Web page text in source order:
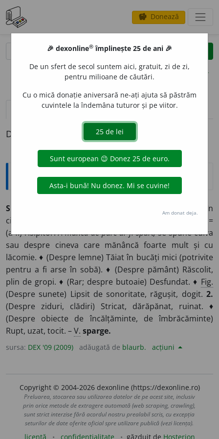
savings Donează
clear
opțiuni
definiții (1) pronunțievolume_up (50)
Definiția cu ID-ul 845067:
Explicative DEX
SPART
Prefăcut în bucăți, în
cioburi; plesnit, crăpat; găurit. ◊
=
(a fi) risipitor.A mânca de parc-ar fi spart,se spune cuiva
sau despre cineva care mănâncă foarte mult și cu
lăcomie. ♦ (Despre lemne) Tăiat în bucăți mici (potrivite
pentru a fi arse în sobă). ♦ (Despre pământ) Răscolit,
plin de gropi. ♦ (Rar; despre butoaie) Desfundat. ♦ Fig.
(Despre sunete) Lipsit de sonoritate, răgușit, dogit. 2.
(Despre ziduri, clădiri) Stricat, dărăpănat, ruinat. ♦
(Despre obiecte de încălțăminte, de îmbrăcăminte)
Rupt, uzat, tocit. –V. sparge.
sursa: DEX '09 (2009) adăugată de blaurb. acțiuni
Copyright © 2004-2026 dexonline (https://dexonline.ro)
Preluarea, stocarea sau utilizarea datelor de pe acest site, inclusiv
prin orice metode de extragere automată (web scraping, crawling),
sunt strict interzise fără acordul nostru prealabil scris, cu excepția
seturilor de date oferite oficial spre utilizare publică (vezi licența).
licență confidențialitate găzduit de Hosterion
🎉 dexonline® împlinește 25 de ani 🎉
De un sfert de secol suntem aici, gratuit, zi de zi,
pentru milioane de căutări.
Cu o mică donație aniversară ne-ați ajuta să păstrăm
cuvintele la îndemâna tuturor și pe viitor.
Am donat deja.